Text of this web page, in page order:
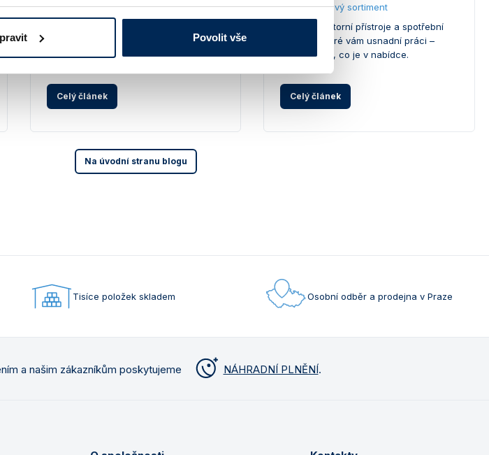
Povolit vše
bezpečnost na minimálním
prostoru
# Články
Stolní, podstavná, nebo vestavná?
Celý článek
1.7.2026# Nový sortiment
Nové laboratorní přístroje a spotřební
materiál, které vám usnadní práci –
podívejte se, co je v nabídce.
Celý článek
Na úvodní stranu blogu
Tisíce položek skladem Osobní odběr a prodejna v Praze
a našim zákazníkům poskytujeme NÁHRADNÍ PLNĚNÍ.